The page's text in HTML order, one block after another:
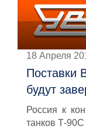
18 Апреля
Поставки
будут
Россия к
танков Т-90С